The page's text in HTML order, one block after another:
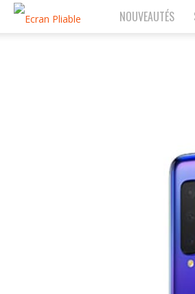
EcranPliable.com
NOUVEAUTÉS